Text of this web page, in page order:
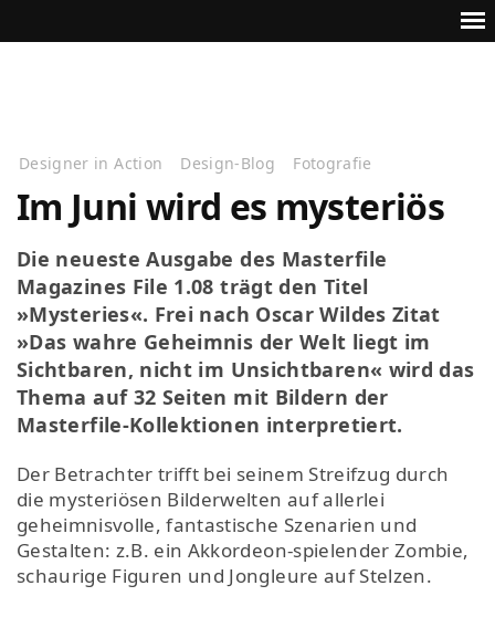
Designer in Action Design-Blog Fotografie
Im Juni wird es mysteriös
Die neueste Ausgabe des Masterfile
Magazines File 1.08 trägt den Titel
»Mysteries«. Frei nach Oscar Wildes Zitat
»Das wahre Geheimnis der Welt liegt im
Sichtbaren, nicht im Unsichtbaren« wird das
Thema auf 32 Seiten mit Bildern der
Masterfile-Kollektionen interpretiert.
Der Betrachter trifft bei seinem Streifzug durch
die mysteriösen Bilderwelten auf allerlei
geheimnisvolle, fantastische Szenarien und
Gestalten: z.B. ein Akkordeon-spielender Zombie,
schaurige Figuren und Jongleure auf Stelzen.